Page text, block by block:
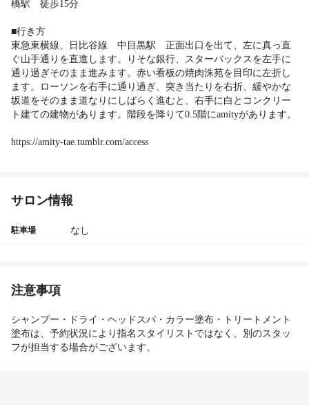
橋駅　徒歩15分
■行き方
東急東横線、日比谷線　中目黒駅　正面出口を出て、左に真っ直
ぐ山手通りを直進します。りそな銀行、スターバックスを左手に
通り過ぎそのまま進みます。赤い看板の焼肉洙苑を目印に左折し
ます。ローソンを右手に通り過ぎ、突き当たりを右折、緩やかな
坂道をそのまま道なりにしばらく進むと、右手に白とコンクリー
ト建ての建物があります。階段を降りて0.5階にamityがあります。
https://amity-tae.tumblr.com/access
サロン情報
駐車場 なし
注意事項
シャンプー・ドライ・ヘッドスパ・カラー塗布・トリートメント
塗布は、予約状況により指名スタイリストではなく、別のスタッ
フが担当する場合がございます。